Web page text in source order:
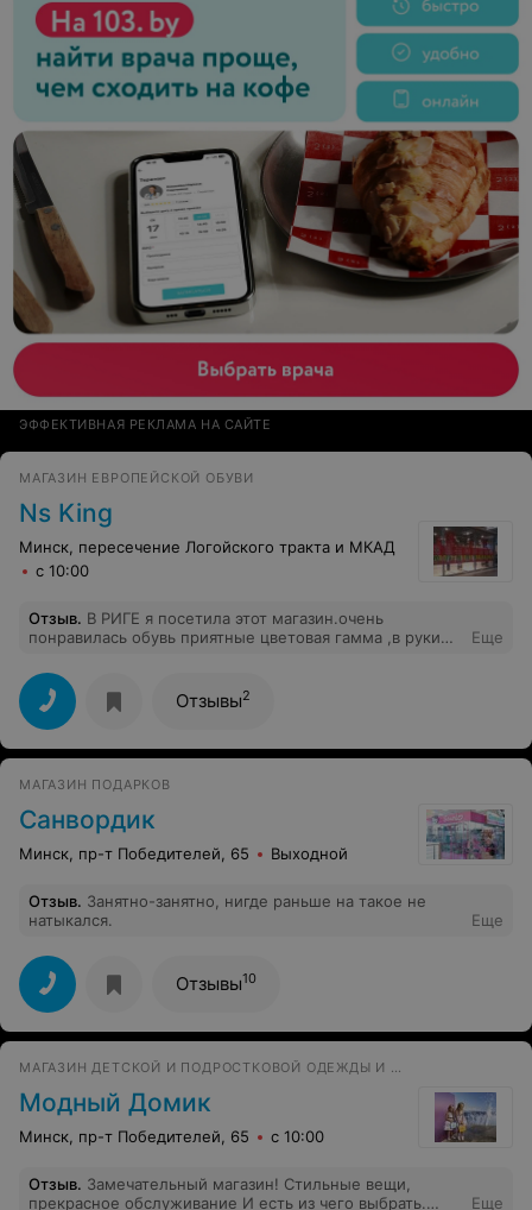
ЭФФЕКТИВНАЯ РЕКЛАМА НА САЙТЕ
МАГАЗИН ЕВРОПЕЙСКОЙ ОБУВИ
Ns King
Минск, пересечение Логойского тракта и МКАД
с 10:00
Отзыв. В РИГЕ я посетила этот магазин.очень
понравилась обувь приятные цветовая гамма ,в руки
видно хорошее, к сожалению ничего не приобрела.
очень понравились кораллового цвета босонож, но не
было моего размера,очень жалко .а других и не
хотелось,думала вдруг где-то на них нарвусь.хотя
было много вариантов разных,но уж очень хотелось-
сайт,посмотреть каталог?
Еще
Отзывы2
МАГАЗИН ПОДАРКОВ
Санвордик
Минск, пр-т Победителей, 65 Выходной
Отзыв. Занятно-занятно, нигде раньше на такое не
натыкался.
Еще
Отзывы10
МАГАЗИН ДЕТСКОЙ И ПОДРОСТКОВОЙ ОДЕЖДЫ И ОБУВИ
Модный Домик
Минск, пр-т Победителей, 65 с 10:00
Отзыв. Замечательный магазин! Стильные вещи,
прекрасное обслуживание И есть из чего выбрать.
Еще